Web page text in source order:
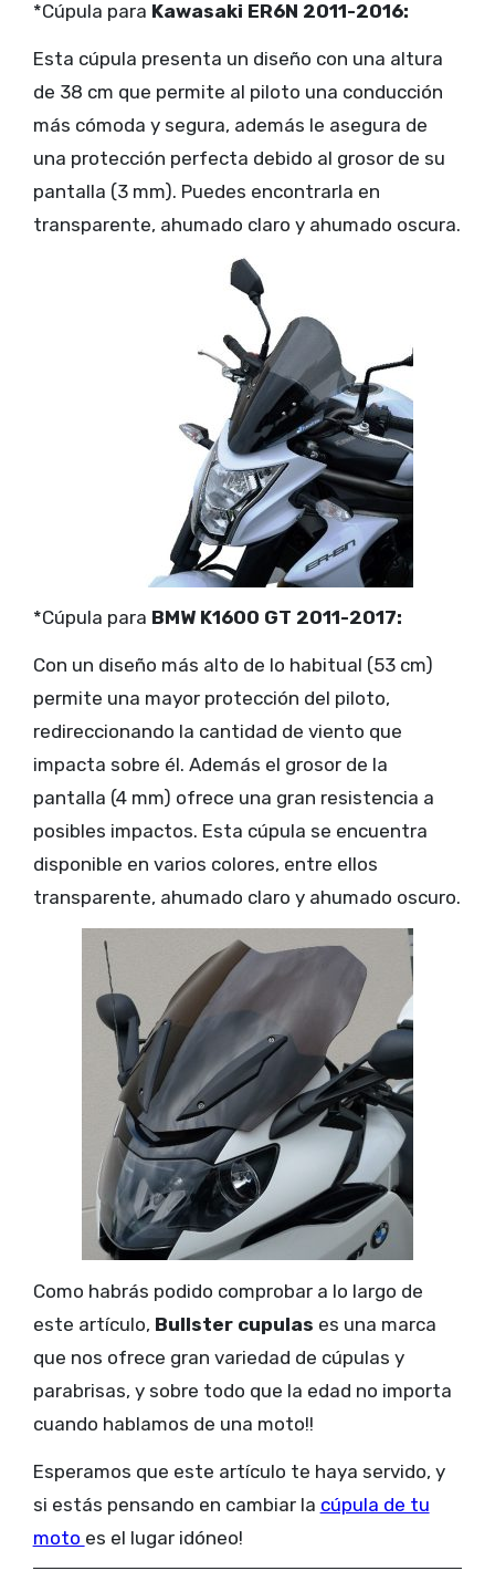
*Cúpula para Kawasaki ER6N 2011-2016:
Esta cúpula presenta un diseño con una altura
de 38 cm que permite al piloto una conducción
más cómoda y segura, además le asegura de
una protección perfecta debido al grosor de su
pantalla (3 mm). Puedes encontrarla en
transparente, ahumado claro y ahumado oscura.
*Cúpula para BMW K1600 GT 2011-2017:
Con un diseño más alto de lo habitual (53 cm)
permite una mayor protección del piloto,
redireccionando la cantidad de viento que
impacta sobre él. Además el grosor de la
pantalla (4 mm) ofrece una gran resistencia a
posibles impactos. Esta cúpula se encuentra
disponible en varios colores, entre ellos
transparente, ahumado claro y ahumado oscuro.
Como habrás podido comprobar a lo largo de
este artículo, Bullster cupulas es una marca
que nos ofrece gran variedad de cúpulas y
parabrisas, y sobre todo que la edad no importa
cuando hablamos de una moto!!
Esperamos que este artículo te haya servido, y
si estás pensando en cambiar la cúpula de tu
moto es el lugar idóneo!